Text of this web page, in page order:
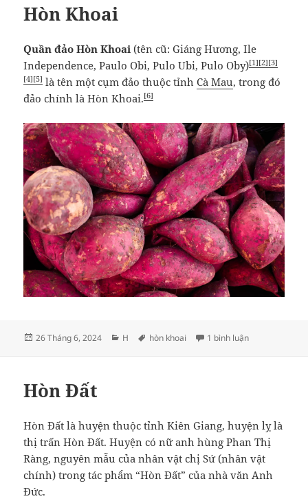
Hòn Khoai
Quần đảo Hòn Khoai (tên cũ: Giáng Hương, Ile
Independence, Paulo Obi, Pulo Ubi, Pulo Oby)[1][2][3]
[4][5] là tên một cụm đảo thuộc tỉnhCà Mau, trong đó
đảo chính là Hòn Khoai.[6]
Đăng
26 Tháng 6, 2024
Danh
H Thẻ
hòn khoai 1 bình luậnở Hòn Khoai
Hòn Đất
Hòn Đất là huyện thuộc tỉnh Kiên Giang, huyện lỵ là
thị trấn Hòn Đất. Huyện có nữ anh hùng Phan Thị
Ràng, nguyên mẫu của nhân vật chị Sứ (nhân vật
chính) trong tác phẩm “Hòn Đất” của nhà văn Anh
Đức.